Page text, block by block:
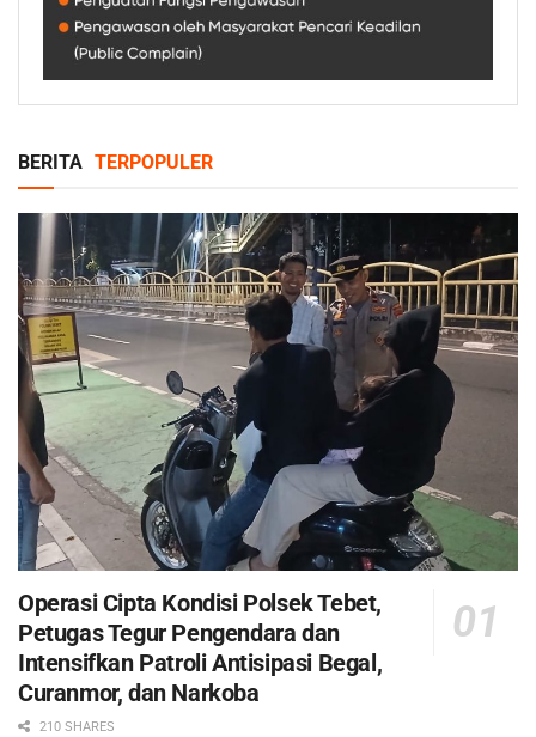
BERITA TERPOPULER
Operasi Cipta Kondisi Polsek Tebet,
Petugas Tegur Pengendara dan
Intensifkan Patroli Antisipasi Begal,
Curanmor, dan Narkoba
210 SHARES